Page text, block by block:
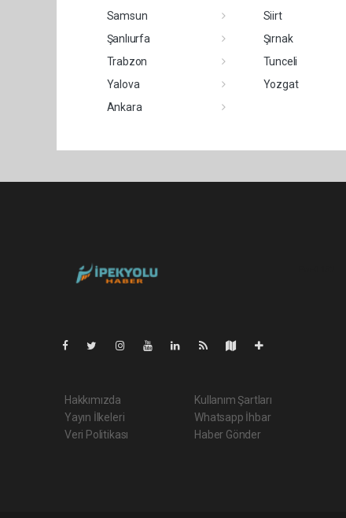
Samsun
Siirt
Şanlıurfa
Şırnak
Trabzon
Tunceli
Yalova
Yozgat
Ankara
Hakkımızda
Yayın İlkeleri
Veri Politikası
Kullanım Şartları
Whatsapp İhbar
Haber Gönder